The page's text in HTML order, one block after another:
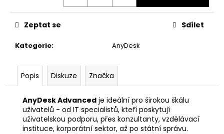
Kategorie: AnyDesk
Zeptat se Sdílet
Popis Diskuze Značka
AnyDesk Advanced je ideální pro širokou škálu
uživatelů - od IT specialistů, kteří poskytují
uživatelskou podporu, přes konzultanty, vzdělávací
instituce, korporátní sektor, až po státní správu.
ANYDESK
STANDARD
ROK
461